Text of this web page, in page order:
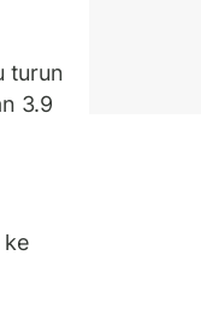
turun
3.9
ke